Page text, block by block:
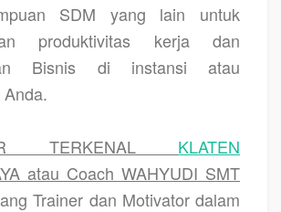
SDM yang lain untuk
produktivitas kerja dan
Bisnis di instansi atau
TERKENAL KLATEN
atau Coach WAHYUDI SMT
Trainer dan Motivator dalam